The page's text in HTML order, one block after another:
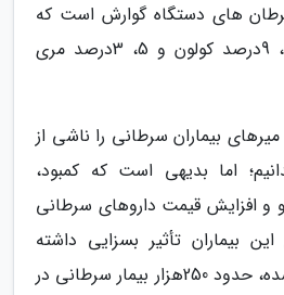
های دستگاه گوارش است که
11درصد مربوط به معده، 9درصد کولون و 5، 3درصد مری
بیماران سرطانی را ناشی از
اما بدیهی است که کمبود،
و افزایش قیمت داروهای سرطانی
بیماران تأثیر بسزایی داشته
است. بنابر آنچه اعلام شده، حدود 250هزار بیمار سرطانی در